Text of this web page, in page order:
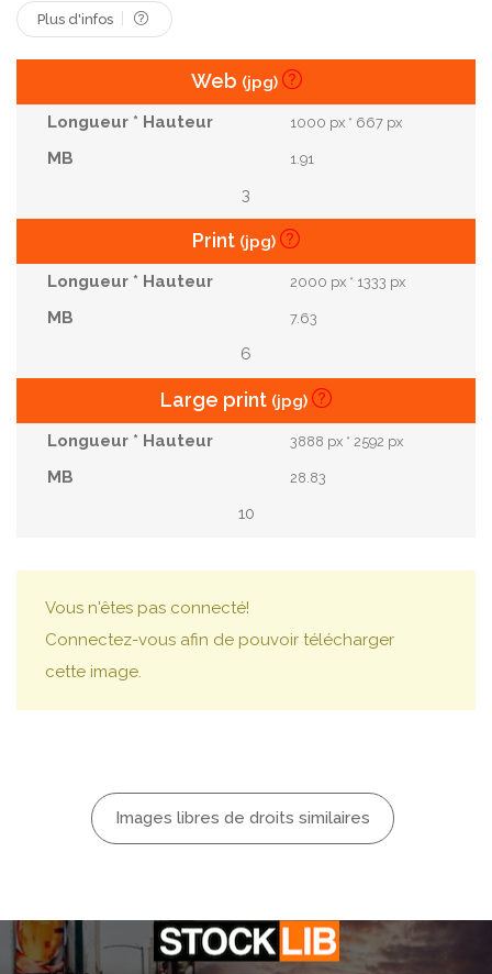
Plus d'infos
Web (jpg)
1000 px * 667 px
1.91
3
Print (jpg)
2000 px * 1333 px
7.63
6
Large print (jpg)
3888 px * 2592 px
28.83
10
Vous n'êtes pas connecté!
Connectez-vous afin de pouvoir télécharger
cette image.
Images libres de droits similaires